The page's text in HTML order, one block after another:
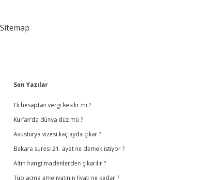
Sitemap
Sidebar
Son Yazılar
Ek hesaptan vergi kesilir mi ?
Kur’an’da dünya düz mü ?
Avusturya vizesi kaç ayda çıkar ?
Bakara suresi 21. ayet ne demek istiyor ?
Altın hangi madenlerden çıkarılır ?
Tüp açma ameliyatının fiyatı ne kadar ?